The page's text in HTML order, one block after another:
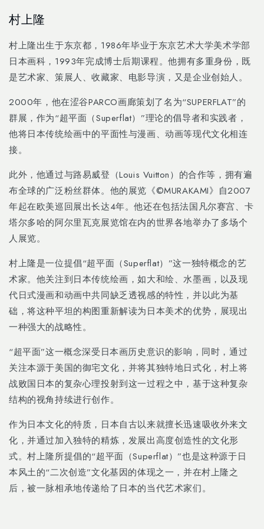
content
村上隆
村上隆出生于东京都， 1986年毕业于东京艺术大学美术学部
日本画科， 1993年完成博士后期课程。他拥有多重身份，既
是艺术家、策展人、收藏家、电影导演，又是企业创始人。
2000年，他在涩谷PARCO画廊策划了名为“SUPERFLAT”的
群展，作为“超平面（Superflat） ”理论的倡导者和实践者，
他将日本传统绘画中的平面性与漫画、动画等现代文化相连
接。
此外，他通过与路易威登（Louis Vuitton）的合作等，拥有遍
布全球的广泛粉丝群体。他的展览《©MURAKAMI》自2007
年起在欧美巡回展出长达4年。他还在包括法国凡尔赛宫、卡
塔尔多哈的阿尔里瓦克展览馆在内的世界各地举办了多场个
人展览。
村上隆是一位提倡“超平面（Superflat） ”这一独特概念的艺
术家。他关注到日本传统绘画，如大和绘、水墨画，以及现
代日式漫画和动画中共同缺乏透视感的特性，并以此为基
础，将这种平坦的构图重新解读为日本美术的优势，展现出
一种强大的战略性。
“超平面”这一概念深受日本画历史意识的影响，同时，通过
关注本源于美国的御宅文化，并将其独特地日式化，村上将
战败国日本的复杂心理投射到这一过程之中，基于这种复杂
结构的视角持续进行创作。
作为日本文化的特质，日本自古以来就擅长迅速吸收外来文
化，并通过加入独特的精炼，发展出高度创造性的文化形
式。村上隆所提倡的“超平面（Superflat） ”也是这种源于日
本风土的“二次创造”文化基因的体现之一，并在村上隆之
后，被一脉相承地传递给了日本的当代艺术家们。